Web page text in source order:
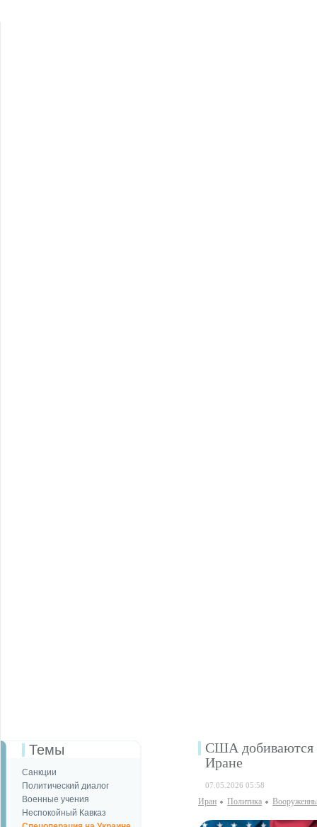
Темы
Санкции
Политический диалог
Военные учения
Неспокойный Кавказ
США добиваются
Иране
07.05.2026 05:58
Иран Политика